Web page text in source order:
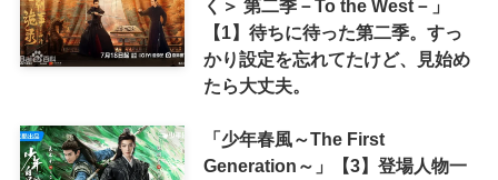
く＞ 第二季－To the West－」
【1】待ちに待った第二季。すっ
かり設定を忘れてたけど、見始め
たら大丈夫。
「少年春風～The First
Generation～」【3】登場人物一